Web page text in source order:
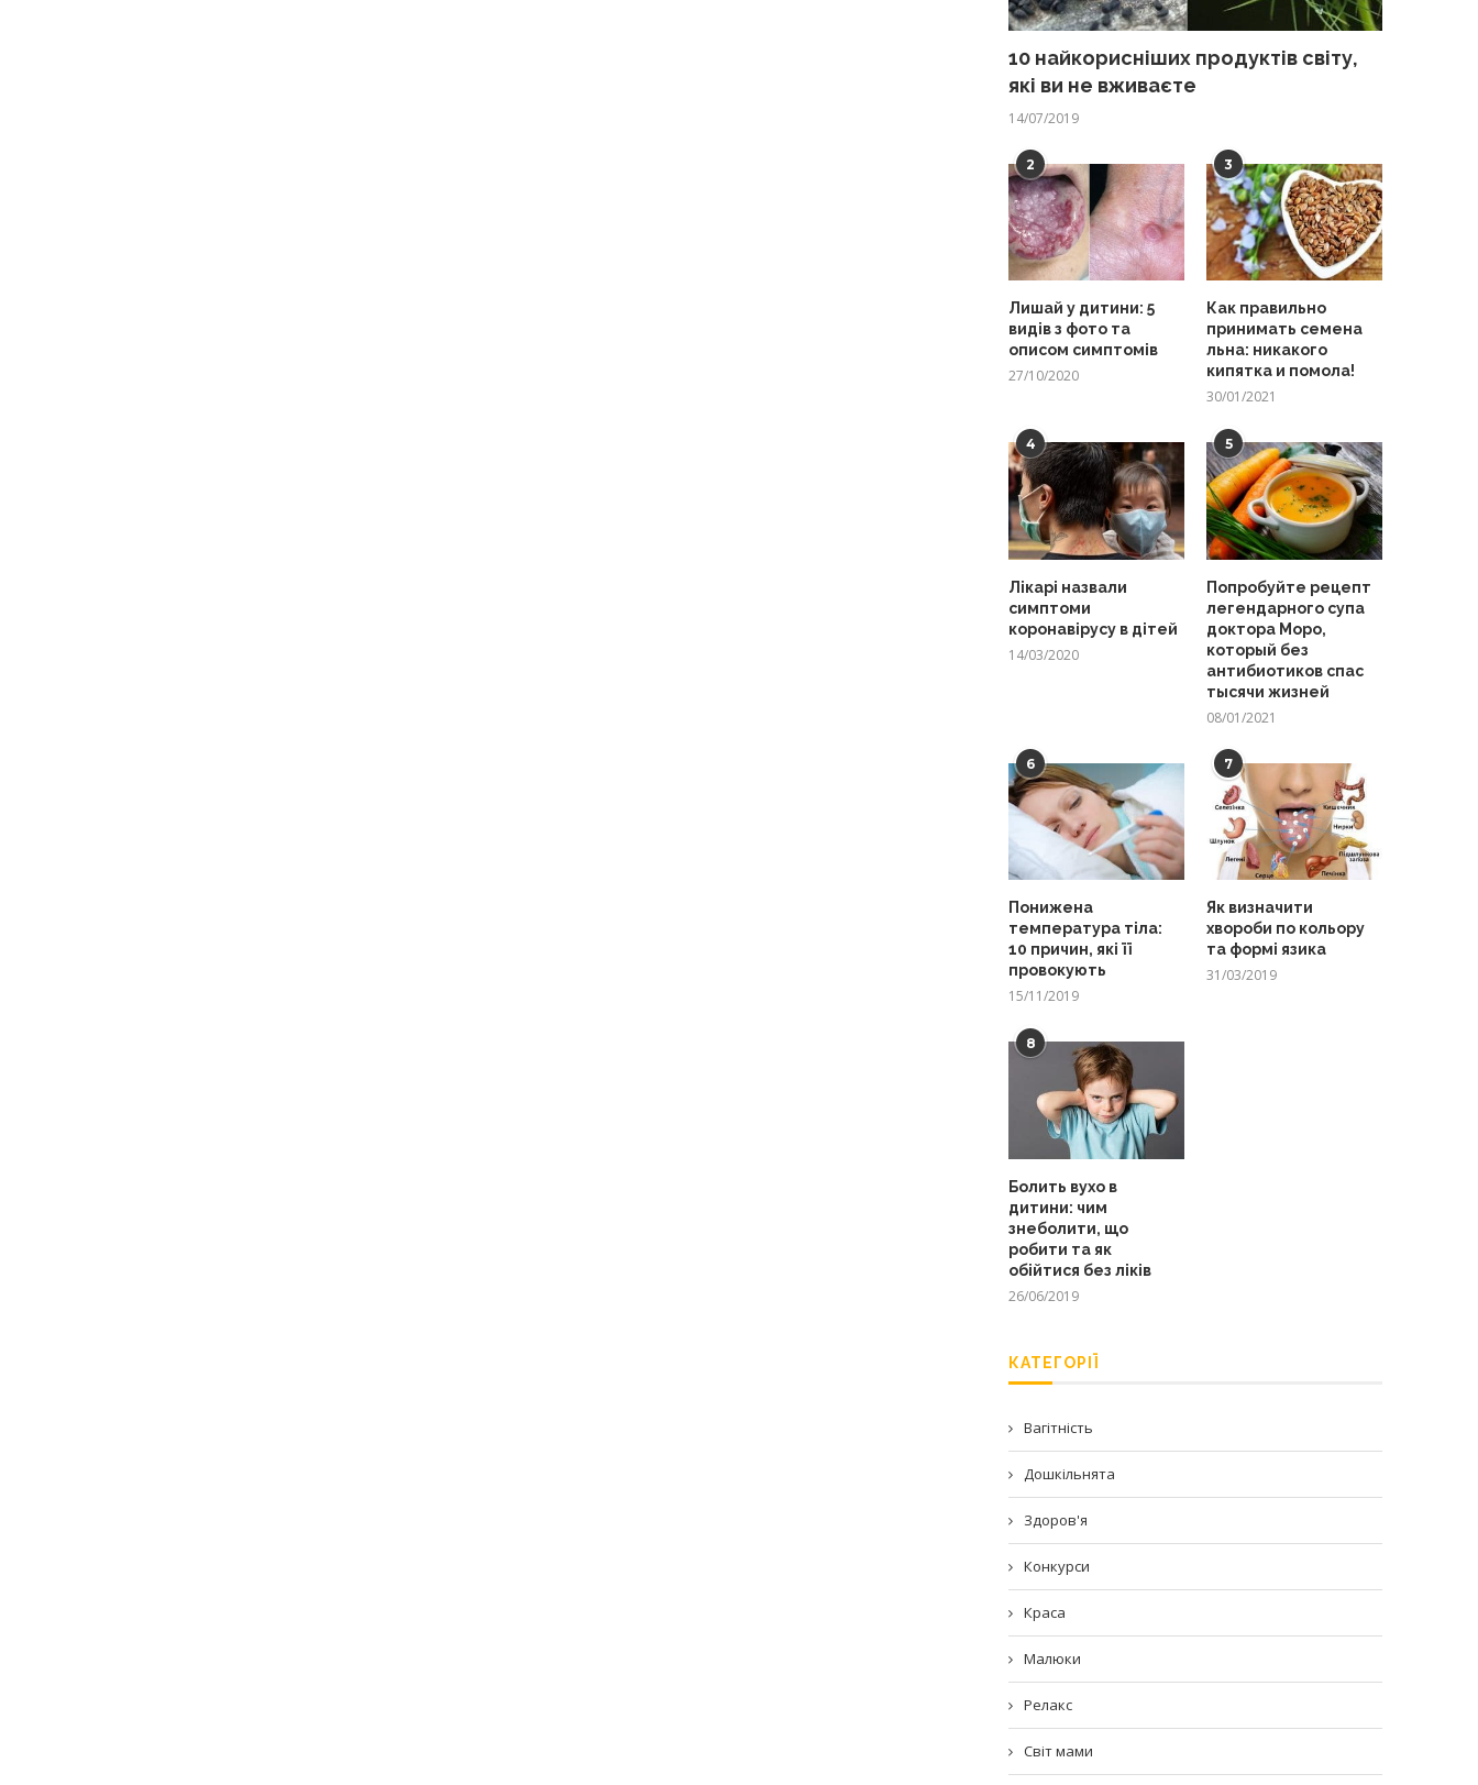
10 найкорисніших продуктів світу,
які ви не вживаєте
14/07/2019
2
Лишай у дитини: 5
видів з фото та
описом симптомів
27/10/2020
3
Как правильно
принимать семена
льна: никакого
кипятка и помола!
30/01/2021
4
Лікарі назвали
симптоми
коронавірусу в дітей
14/03/2020
5
Попробуйте рецепт
легендарного супа
доктора Моро,
который без
антибиотиков спас
тысячи жизней
08/01/2021
6
Понижена
температура тіла:
10 причин, які її
провокують
15/11/2019
7
Як визначити
хвороби по кольору
та формі язика
31/03/2019
8
Болить вухо в
дитини: чим
знеболити, що
робити та як
обійтися без ліків
26/06/2019
КАТЕГОРІЇ
Вагітність
Дошкільнята
Здоров'я
Конкурси
Краса
Малюки
Релакс
Світ мами